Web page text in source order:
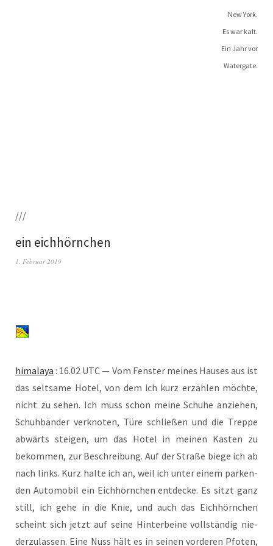
New York.
Es war kalt.
Ein Jahr vor
Watergate.
///
ein eichhörnchen
1. Februar 2019
hima­la­ya : 16.02 UTC — Vom Fens­ter mei­nes Hau­ses aus ist
das selt­sa­me Hotel, von dem ich kurz erzäh­len möch­te,
nicht zu sehen. Ich muss schon mei­ne Schu­he anzie­hen,
Schuh­bän­der ver­kno­ten, Türe schlie­ßen und die Trep­pe
abwärts stei­gen, um das Hotel in mei­nen Kas­ten zu
bekom­men, zur Beschrei­bung. Auf der Stra­ße bie­ge ich ab
nach links. Kurz hal­te ich an, weil ich unter einem par­ken­
den Auto­mo­bil ein Eich­hörn­chen ent­de­cke. Es sitzt ganz
still, ich gehe in die Knie, und auch das Eich­hörn­chen
scheint sich jetzt auf sei­ne Hin­ter­bei­ne voll­stän­dig nie­
der­zu­las­sen. Eine Nuss hält es in sei­nen vor­de­ren Pfo­ten,